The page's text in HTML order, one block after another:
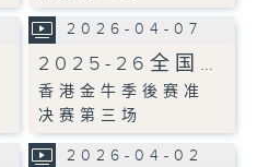
2026-04-07
2025-26全国…
香港金牛季後赛准
决赛第三场
2026-04-02